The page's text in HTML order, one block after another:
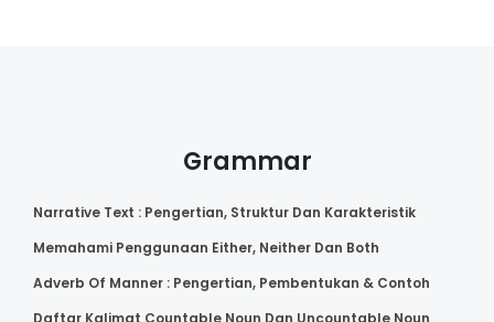
Grammar
Narrative Text : Pengertian, Struktur Dan Karakteristik
Memahami Penggunaan Either, Neither Dan Both
Adverb Of Manner : Pengertian, Pembentukan & Contoh